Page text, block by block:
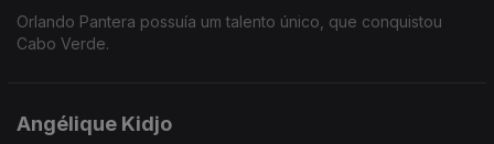
Orlando Pantera possuía um talento único, que conquistou
Cabo Verde.
Angélique Kidjo